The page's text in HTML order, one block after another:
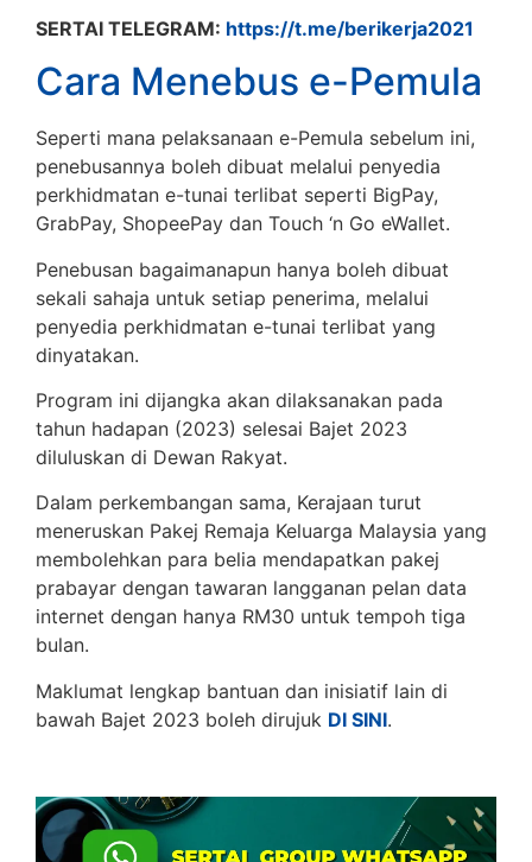
SERTAI TELEGRAM: https://t.me/berikerja2021
Cara Menebus e-Pemula
Seperti mana pelaksanaan e-Pemula sebelum ini,
penebusannya boleh dibuat melalui penyedia
perkhidmatan e-tunai terlibat seperti BigPay,
GrabPay, ShopeePay dan Touch ‘n Go eWallet.
Penebusan bagaimanapun hanya boleh dibuat
sekali sahaja untuk setiap penerima, melalui
penyedia perkhidmatan e-tunai terlibat yang
dinyatakan.
Program ini dijangka akan dilaksanakan pada
tahun hadapan (2023) selesai Bajet 2023
diluluskan di Dewan Rakyat.
Dalam perkembangan sama, Kerajaan turut
meneruskan Pakej Remaja Keluarga Malaysia yang
membolehkan para belia mendapatkan pakej
prabayar dengan tawaran langganan pelan data
internet dengan hanya RM30 untuk tempoh tiga
bulan.
Maklumat lengkap bantuan dan inisiatif lain di
bawah Bajet 2023 boleh dirujuk DI SINI.